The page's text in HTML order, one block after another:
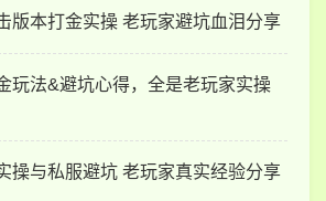
版本打金实操 老玩家避坑血泪分享
玩法&避坑心得，全是老玩家实操
操与私服避坑 老玩家真实经验分享